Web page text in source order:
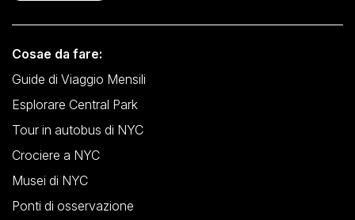
Cosae da fare:
Guide di Viaggio Mensili
Esplorare Central Park
Tour in autobus di NYC
Crociere a NYC
Musei di NYC
Ponti di osservazione